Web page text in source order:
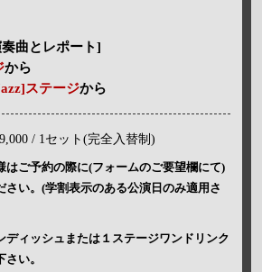
曲とレポート]
から
ステージから
/ 1セット(完全入替制)
ご予約の際に(フォームのご要望欄にて)
さい。(学割表示のある公演日のみ適用さ
ィッシュまたは１ステージワンドリンク
い。